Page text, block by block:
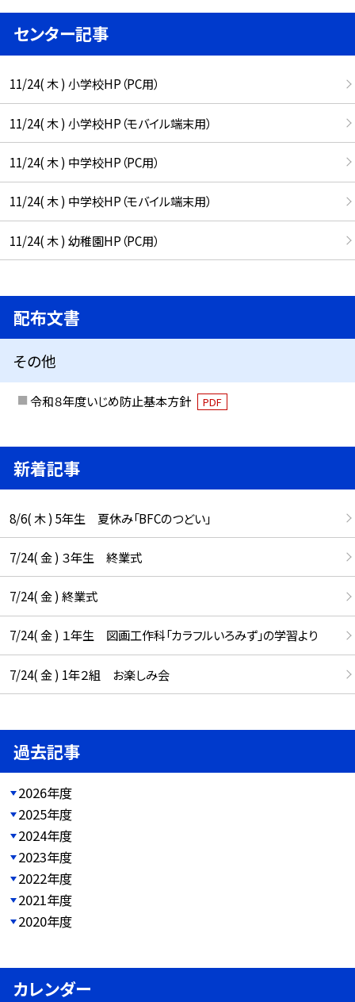
センター記事
11/24( 木 ) 小学校HP（PC用）
11/24( 木 ) 小学校HP（モバイル端末用）
11/24( 木 ) 中学校HP（PC用）
11/24( 木 ) 中学校HP（モバイル端末用）
11/24( 木 ) 幼稚園HP（PC用）
配布文書
その他
令和８年度いじめ防止基本方針 PDF
新着記事
8/6( 木 ) 5年生 夏休み「BFCのつどい」
7/24( 金 ) ３年生 終業式
7/24( 金 ) 終業式
7/24( 金 ) １年生 図画工作科「カラフルいろみず」の学習より
7/24( 金 ) 1年２組 お楽しみ会
過去記事
2026年度
2025年度
2024年度
2023年度
2022年度
2021年度
2020年度
カレンダー